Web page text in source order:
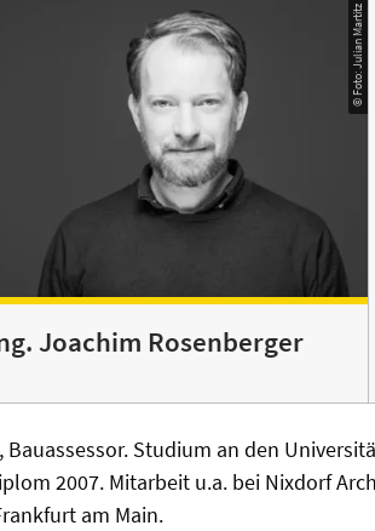
© Foto: Julian Martitz
Joachim Rosenberger
Bauassessor. Studium an den
2007. Mitarbeit u.a. bei Nixdorf
am Main.